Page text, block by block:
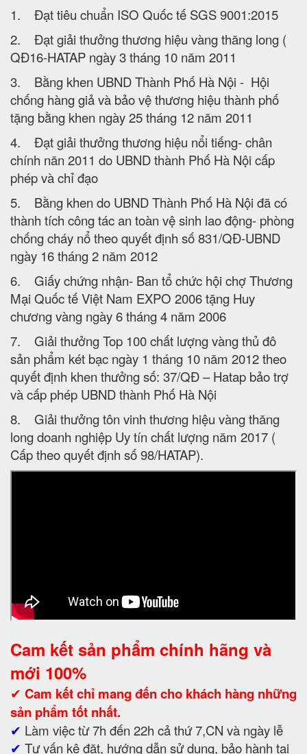
1. Đạt tiêu chuẩn ISO Quốc tế SGS 9001:2015
2. Đạt giải thưởng thương hiệu vàng thăng long (
QĐ16-HATAP ngày 3 tháng 10 năm 2011
3. Bằng khen UBND Thành Phố Hà Nội - Hội
chống hàng giả và bảo vệ thương hiệu thành phố
tặng bằng khen ngày 25 tháng 12 năm 2011
4. Đạt giải thưởng thương hiệu nổi tiếng- chân
chính năn 2011 do UBND thành Phố Hà Nội cấp
phép và chỉ đạo
5. Bằng khen do UBND Thành Phố Hà Nội đã có
thành tích công tác an toàn vệ sinh lao động- phòng
chống cháy nổ theo quyết định số 831/QĐ-UBND
ngày 16 tháng 2 năm 2012
6. Giấy chứng nhận- Ban tổ chức hội chợ Thương
Mại Quốc tế Việt Nam EXPO 2006 tặng Huy
chương vàng ngày 6 tháng 4 năm 2006
7. Giải thưởng Top 100 chất lượng vàng thủ đô
sản phẩm két bạc ngày 1 tháng 10 năm 2012 theo
quyết định khen thưởng số: 37/QĐ – Hatap bảo trợ
và cấp phép UBND thành Phố Hà Nội
8. Giải thưởng tôn vinh thương hiệu vàng thăng
long doanh nghiệp Uy tín chất lượng năm 2017 (
Cấp theo quyết định số 98/HATAP).
Cam kết sản phẩm chính hãng và
mới 100%
✔ Cam kếtchỉ mang đến cho khách hàng những
sản phẩm tốt nhất.
✔ Làm việc từ 7h đến 22h cả thứ 7,CN và ngày lễ
✔ Tư vấn kê đặt, hướng dẫn sử dụng, bảo hành tại